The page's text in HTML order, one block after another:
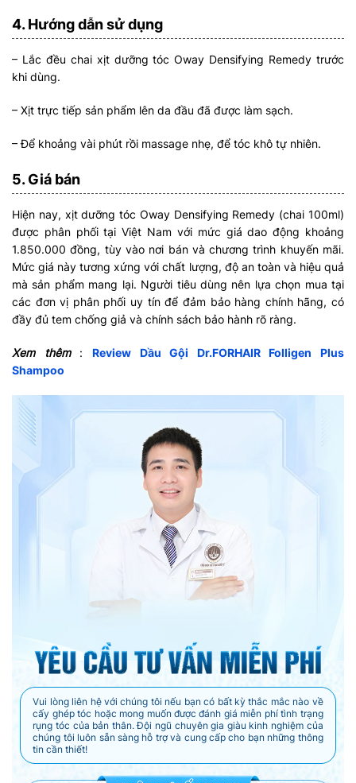
4. Hướng dẫn sử dụng
– Lắc đều chai xịt dưỡng tóc Oway Densifying Remedy trước
khi dùng.
– Xịt trực tiếp sản phẩm lên da đầu đã được làm sạch.
– Để khoảng vài phút rồi massage nhẹ, để tóc khô tự nhiên.
5. Giá bán
Hiện nay, xịt dưỡng tóc Oway Densifying Remedy (chai 100ml)
được phân phối tại Việt Nam với mức giá dao động khoảng
1.850.000 đồng, tùy vào nơi bán và chương trình khuyến mãi.
Mức giá này tương xứng với chất lượng, độ an toàn và hiệu quả
mà sản phẩm mang lại. Người tiêu dùng nên lựa chọn mua tại
các đơn vị phân phối uy tín để đảm bảo hàng chính hãng, có
đầy đủ tem chống giả và chính sách bảo hành rõ ràng.
Xem thêm: Review Dầu Gội Dr.FORHAIR Folligen Plus
Shampoo
Vui lòng liên hệ với chúng tôi nếu bạn có bất kỳ thắc mắc nào về
cấy ghép tóc hoặc mong muốn được đánh giá miễn phí tình trạng
rụng tóc của bản thân. Đội ngũ chuyên gia giàu kinh nghiệm của
chúng tôi luôn sẵn sàng hỗ trợ và cung cấp cho bạn những thông
tin cần thiết!